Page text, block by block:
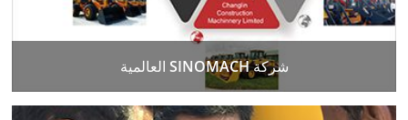
شركة SINOMACH العالمية